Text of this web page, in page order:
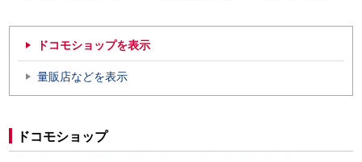
ドコモショップを表示
量販店などを表示
ドコモショップ